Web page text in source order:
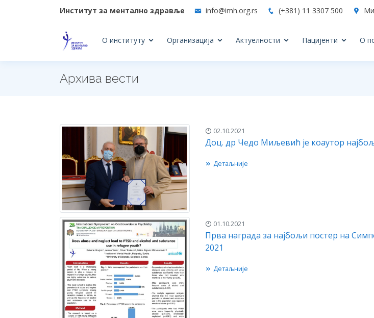
Институт за ментално здравље info@imh.org.rs (+381) 11 3307 500
О институту Организација Актуелности Пацијенти О
Архива вести
02.10.2021
Доц. др Чедо Миљевић je коаутор
Детаљније
01.10.2021
Прва награда за најбољи постер на
2021
Детаљније